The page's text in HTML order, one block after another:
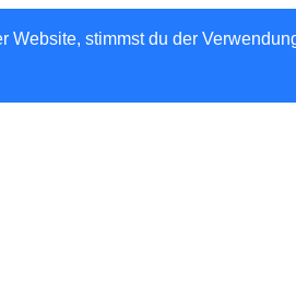
stimmst du der